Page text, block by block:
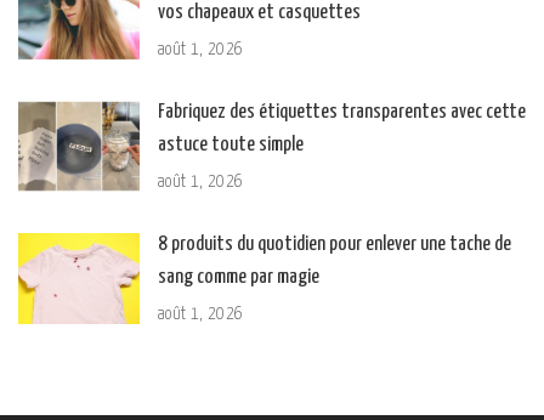
vos chapeaux et casquettes
août 1, 2026
Fabriquez des étiquettes transparentes avec cette
astuce toute simple
août 1, 2026
8 produits du quotidien pour enlever une tache de
sang comme par magie
août 1, 2026